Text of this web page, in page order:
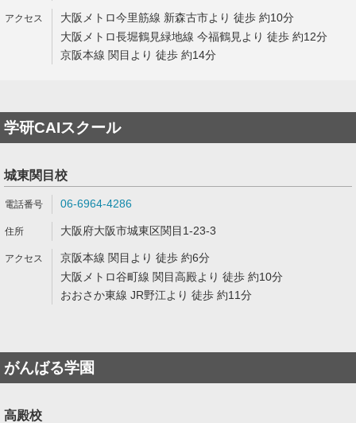
大阪メトロ今里筋線 新森古市より 徒歩 約10分
大阪メトロ長堀鶴見緑地線 今福鶴見より 徒歩 約12分
京阪本線 関目より 徒歩 約14分
学研CAIスクール
城東関目校
06-6964-4286
大阪府大阪市城東区関目1-23-3
京阪本線 関目より 徒歩 約6分
大阪メトロ谷町線 関目高殿より 徒歩 約10分
おおさか東線 JR野江より 徒歩 約11分
がんばる学園
高殿校